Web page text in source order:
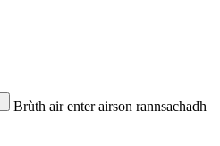
Brùth air enter airson rannsachadh